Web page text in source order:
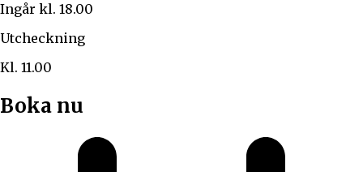
Ingår kl. 18.00
Utcheckning
Kl. 11.00
Boka nu